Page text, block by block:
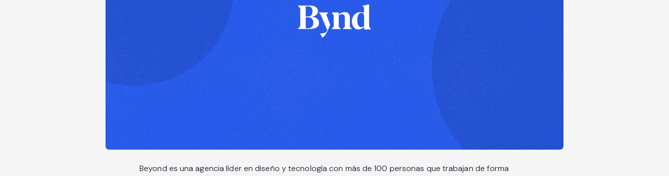
Beyond es una agencia líder en diseño y tecnología con más de 100 personas que trabajan de forma